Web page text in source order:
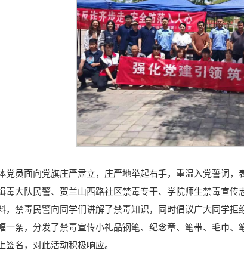
党员面向党旗庄严肃立，庄严地举起右手，重温入党誓词
毒大队民警、贺兰山西路社区禁毒专干、学院师生禁毒宣
，禁毒民警向同学们讲解了禁毒知识，同时倡议广大同学
一条，分发了禁毒宣传小礼品钢笔、纪念章、笔带、毛巾
签名，对此活动积极响应。